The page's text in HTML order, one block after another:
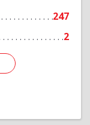
247
2